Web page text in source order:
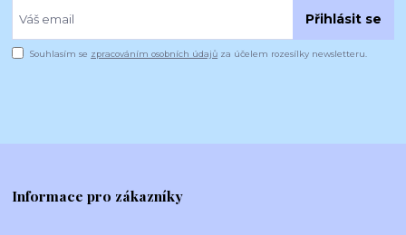
Přihlásit se
Souhlasím se zpracováním osobních údajů za účelem rozesílky newsletteru.
Informace pro zákazníky